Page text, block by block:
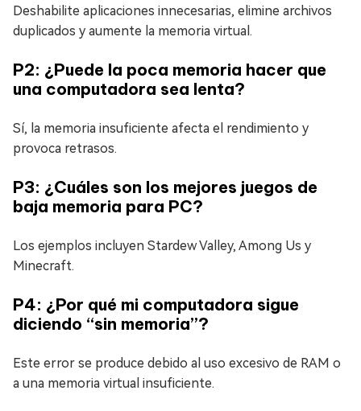
Deshabilite aplicaciones innecesarias, elimine archivos
duplicados y aumente la memoria virtual.
P2: ¿Puede la poca memoria hacer que
una computadora sea lenta?
Sí, la memoria insuficiente afecta el rendimiento y
provoca retrasos.
P3: ¿Cuáles son los mejores juegos de
baja memoria para PC?
Los ejemplos incluyen Stardew Valley, Among Us y
Minecraft.
P4: ¿Por qué mi computadora sigue
diciendo “sin memoria”?
Este error se produce debido al uso excesivo de RAM o
a una memoria virtual insuficiente.